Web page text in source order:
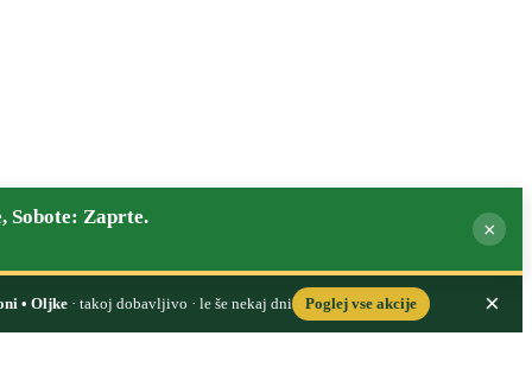
Sobote: Zaprte.
×
• Oljke· takoj dobavljivo · le še nekaj dni Poglej vse akcije ×